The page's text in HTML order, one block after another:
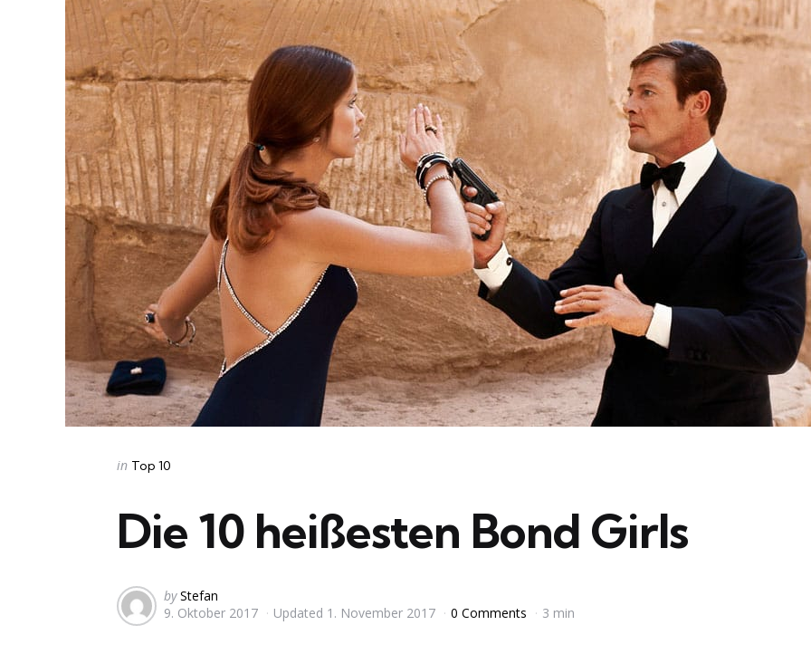
Categories
Posted
in Top 10
Die 10 heißesten Bond Girls
Posted
by
by Stefan
9. Oktober 2017
Updated 1. November 2017 0 Comments 3 min